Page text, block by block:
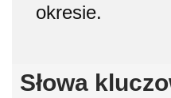
okresie.
Słowa